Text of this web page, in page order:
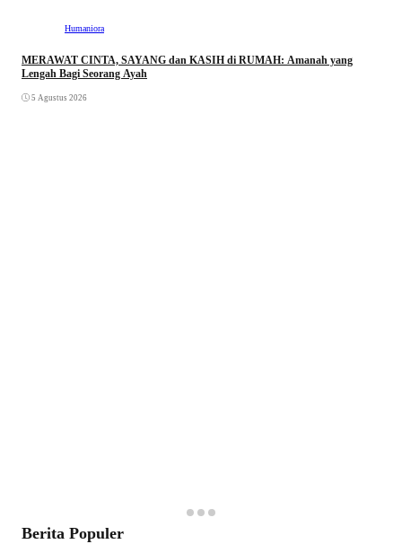
Humaniora
MERAWAT CINTA, SAYANG dan KASIH di RUMAH: Amanah yang
Lengah Bagi Seorang Ayah
5 Agustus 2026
Berita Populer